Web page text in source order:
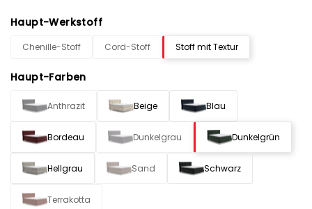
Haupt-Werkstoff
Chenille-Stoff Cord-Stoff Stoff mit Textur
Haupt-Farben
Anthrazit Beige Blau
Bordeau Dunkelgrau Dunkelgrün
Hellgrau Sand Schwarz
Terrakotta